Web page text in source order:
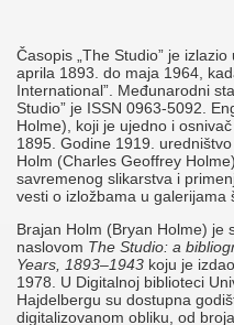
Časopis „The Studio” je
aprila 1893. do maja 1964,
International”. Međunarodni
Studio” je ISSN 0963-5092.
Holme), koji je ujedno i
1895. Godine 1919.
Holm (Charles Geoffrey
savremenog slikarstva i
vesti o izložbama u galerijama
Brajan Holm (Bryan Holme) je
naslovom The Studio: a
Years, 1893–1943 koju je
1978. U Digitalnoj biblioteci
Hajdelbergu su dostupna
digitalizovanom obliku, od